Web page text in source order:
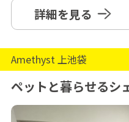
詳細を見る
Amethyst 上池袋
ペットと暮らせるシ